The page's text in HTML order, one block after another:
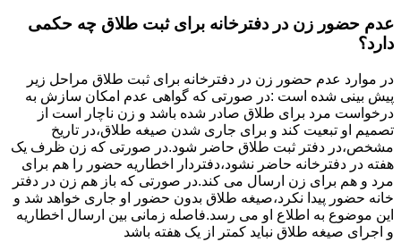
عدم حضور زن در دفترخانه برای ثبت طلاق چه حکمی
دارد؟
در موارد عدم حضور زن در دفترخانه برای ثبت طلاق مراحل زیر
پیش بینی شده است :در صورتی که گواهی عدم امکان سازش به
درخواست مرد برای طلاق صادر شده باشد و زن ناچار است از
تصمیم او تبعیت کند و برای جاری شدن صیغه طلاق،در تاریخ
مشخص،در دفتر ثبت طلاق حاضر شود.در صورتی که زن ظرف یک
هفته در دفترخانه حاضر نشود،دفتردار اخطاریه حضور را هم برای
مرد و هم برای زن ارسال می کند.در صورتی که باز هم زن در دفتر
خانه حضور پیدا نکرد،صیغه طلاق بدون حضور او جاری خواهد شد و
این موضوع به اطلاع او می رسد.فاصله زمانی بین ارسال اخطاریه
و اجرای صیغه طلاق نباید کمتر از یک هفته باشد